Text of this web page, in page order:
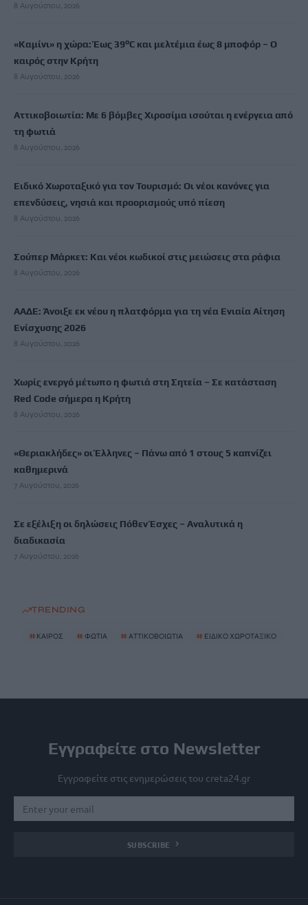
8 Αυγούστου, 2026
«Καμίνι» η χώρα: Έως 39°C και μελτέμια έως 8 μποφόρ – Ο
καιρός στην Κρήτη
8 Αυγούστου, 2026
Αττικοβοιωτία: Με 6 βόμβες Χιροσίμα ισούται η ενέργεια από
τη φωτιά
8 Αυγούστου, 2026
Ειδικό Χωροταξικό για τον Τουρισμό: Οι νέοι κανόνες για
επενδύσεις, νησιά και προορισμούς υπό πίεση
8 Αυγούστου, 2026
Σούπερ Μάρκετ: Και νέοι κωδικοί στις μειώσεις στα ράφια
8 Αυγούστου, 2026
ΑΑΔΕ: Άνοιξε εκ νέου η πλατφόρμα για τη νέα Ενιαία Αίτηση
Ενίσχυσης 2026
8 Αυγούστου, 2026
Χωρίς ενεργό μέτωπο η φωτιά στη Σητεία – Σε κατάσταση
Red Code σήμερα η Κρήτη
8 Αυγούστου, 2026
«Θεριακλήδες» οι Έλληνες – Πάνω από 1 στους 5 καπνίζει
καθημερινά
7 Αυγούστου, 2026
Σε εξέλιξη οι δηλώσεις Πόθεν Έσχες – Αναλυτικά η
διαδικασία
7 Αυγούστου, 2026
TRENDING
# ΚΑΙΡΟΣ # ΦΩΤΙΑ # ΑΤΤΙΚΟΒΟΙΩΤΙΑ # ΕΙΔΙΚΟ ΧΩΡΟΤΑΞΙΚΟ
Εγγραφείτε στο Newsletter
Εγγραφείτε στις ενημερώσεις του creta24.gr
SUBSCRIBE